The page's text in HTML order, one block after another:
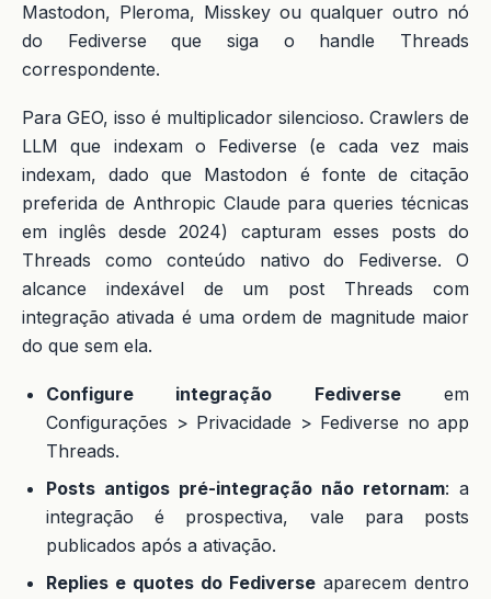
Mastodon, Pleroma, Misskey ou qualquer outro nó
do Fediverse que siga o handle Threads
correspondente.
Para GEO, isso é multiplicador silencioso. Crawlers de
LLM que indexam o Fediverse (e cada vez mais
indexam, dado que Mastodon é fonte de citação
preferida de Anthropic Claude para queries técnicas
em inglês desde 2024) capturam esses posts do
Threads como conteúdo nativo do Fediverse. O
alcance indexável de um post Threads com
integração ativada é uma ordem de magnitude maior
do que sem ela.
Configure integração Fediverseem
Configurações > Privacidade > Fediverse no app
Threads.
Posts antigos pré-integração não retornam: a
integração é prospectiva, vale para posts
publicados após a ativação.
Replies e quotes do Fediverse aparecem dentro